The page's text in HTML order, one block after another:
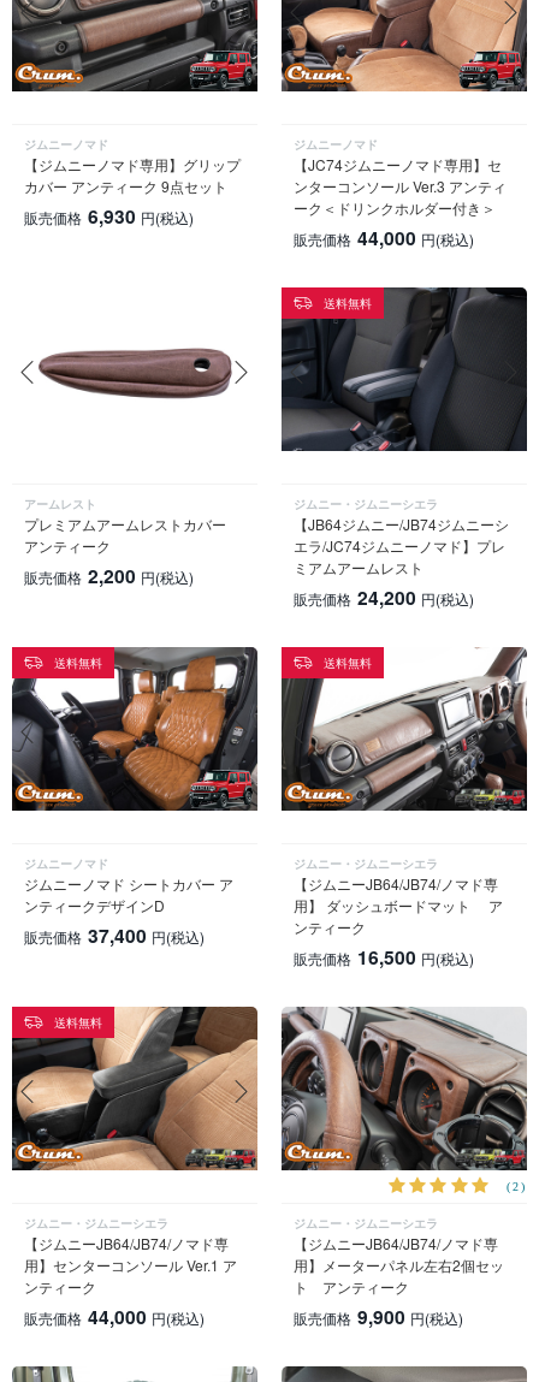
ジムニーノマド
【ジムニーノマド専用】グリップ
カバー アンティーク 9点セット
販売価格 6,930 円(税込)
ジムニーノマド
【JC74ジムニーノマド専用】セ
ンターコンソール Ver.3 アンティ
ーク＜ドリンクホルダー付き＞
販売価格 44,000 円(税込)
アームレスト
プレミアムアームレストカバー
アンティーク
販売価格 2,200 円(税込)
送料無料
ジムニー・ジムニーシエラ
【JB64ジムニー/JB74ジムニーシ
エラ/JC74ジムニーノマド】プレ
ミアムアームレスト
販売価格 24,200 円(税込)
送料無料
ジムニーノマド
ジムニーノマド シートカバー ア
ンティークデザインD
販売価格 37,400 円(税込)
送料無料
ジムニー・ジムニーシエラ
【ジムニーJB64/JB74/ノマド専
用】 ダッシュボードマット ア
ンティーク
販売価格 16,500 円(税込)
送料無料
ジムニー・ジムニーシエラ
【ジムニーJB64/JB74/ノマド専
用】センターコンソール Ver.1 ア
ンティーク
販売価格 44,000 円(税込)
(2)
ジムニー・ジムニーシエラ
【ジムニーJB64/JB74/ノマド専
用】メーターパネル左右2個セッ
ト アンティーク
販売価格 9,900 円(税込)